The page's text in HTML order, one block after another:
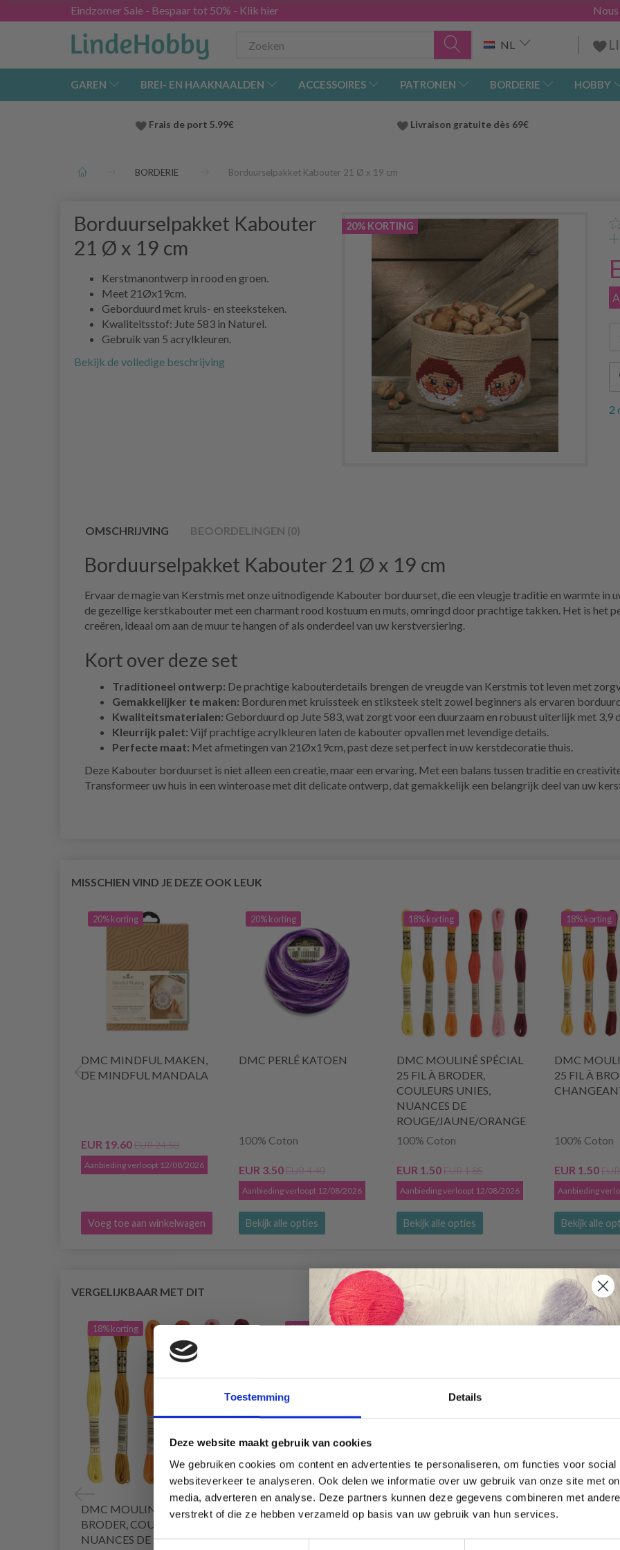
Toestemming Details
Deze website maakt gebruik van cookies
We gebruiken cookies om content en advertenties te personaliseren, om functies voor social
websiteverkeer te analyseren. Ook delen we informatie over uw gebruik van onze site met
media, adverteren en analyse. Deze partners kunnen deze gegevens combineren met
verstrekt of die ze hebben verzameld op basis van uw gebruik van hun services.
Eindzomer Sale - Bespaar tot 50% - Klik hier
NL
GAREN BREI- EN HAAKNAALDEN ACCESSOIRES PATRONEN BORDERIE HOBBY
Frais de port 5.99€ Livraison gratuite dès 69€
BORDERIE Borduurselpakket Kabouter 21 Ø x 19 cm
Borduurselpakket Kabouter
21 Ø x 19 cm
Kerstmanontwerp in rood en groen.
Meet 21Øx19cm.
Geborduurd met kruis- en steeksteken.
Kwaliteitsstof: Jute 583 in Naturel.
Gebruik van 5 acrylkleuren.
Bekijk de volledige beschrijving
20% KORTING
2
OMSCHRIJVING BEOORDELINGEN (0)
Borduurselpakket Kabouter 21 Ø x 19 cm
Ervaar de magie van Kerstmis met onze uitnodigende Kabouter borduurset, die een vleugje traditie en warmte in
de gezellige kerstkabouter met een charmant rood kostuum en muts, omringd door prachtige takken. Het is het
creëren, ideaal om aan de muur te hangen of als onderdeel van uw kerstversiering.
Kort over deze set
Traditioneel ontwerp: De prachtige kabouterdetails brengen de vreugde van Kerstmis tot leven met
Gemakkelijker te maken: Borduren met kruissteek en stiksteek stelt zowel beginners als ervaren
Kwaliteitsmaterialen: Geborduurd op Jute 583, wat zorgt voor een duurzaam en robuust uiterlijk met 3,9
Kleurrijk palet: Vijf prachtige acrylkleuren laten de kabouter opvallen met levendige details.
Perfecte maat: Met afmetingen van 21Øx19cm, past deze set perfect in uw kerstdecoratie thuis.
Deze Kabouter borduurset is niet alleen een creatie, maar een ervaring. Met een balans tussen traditie en
Transformeer uw huis in een winteroase met dit delicate ontwerp, dat gemakkelijk een belangrijk deel van uw
MISSCHIEN VIND JE DEZE OOK LEUK
20% korting
DMC MINDFUL MAKEN,
DE MINDFUL MANDALA
EUR 19.60EUR 24.50
Aanbieding verloopt 12/08/2026
Voeg toe aan winkelwagen
20% korting
DMC PERLÉ KATOEN
100% Coton
EUR 3.50EUR 4.40
Aanbieding verloopt 12/08/2026
Bekijk alle opties
18% korting
DMC MOULINÉ SPÉCIAL
25 FIL À BRODER,
COULEURS UNIES,
NUANCES DE
ROUGE/JAUNE/ORANGE
100% Coton
EUR 1.50EUR 1.85
Aanbieding verloopt 12/08/2026
Bekijk alle opties
18% korting
DMC
25 FIL À
100% Coton
EUR 1.50
Aanbieding
Bekijk alle
VERGELIJKBAAR MET DIT
18% korting
DMC MOULINÉ SPÉCIAL 25 FIL À
BRODER, COULEURS UNIES,
NUANCES DE
20% korting
HOBBYARTS CERCLE À BRODER
18% korting
DMC MOULINÉ SPÉCIAL 25
UNIES, NUANCES NEUTRES
Économisez jusqu'à 50 %
offres limitées en vous inscrivant à notre
newsletter gratuite !